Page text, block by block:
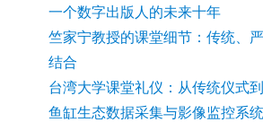
一个数字出版人的未来十年
竺家宁教授的课堂细节：传统、
结合
台湾大学课堂礼仪：从传统仪式
鱼缸生态数据采集与影像监控系